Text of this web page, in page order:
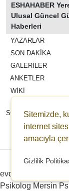
ESHAHABER
Ulusal Güncel
Haberleri
YAZARLAR
SON DAKİKA
GALERİLER
ANKETLER
WİKİ
SÖZLEŞMESI
ESHAHABER
ESHA TV
Sitemizde,
internet
amacıyla
Gizlilik
Copyright © 2022-
evden eve nakliyat
Psikolog Mersin